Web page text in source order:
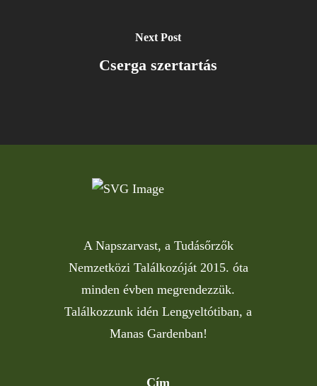
Next Post
Cserga szertartás
A Napszarvast, a Tudásőrzők
Nemzetközi Találkozóját 2015. óta
minden évben megrendezzük.
Találkozzunk idén Lengyeltótiban, a
Manas Gardenban!
Cím